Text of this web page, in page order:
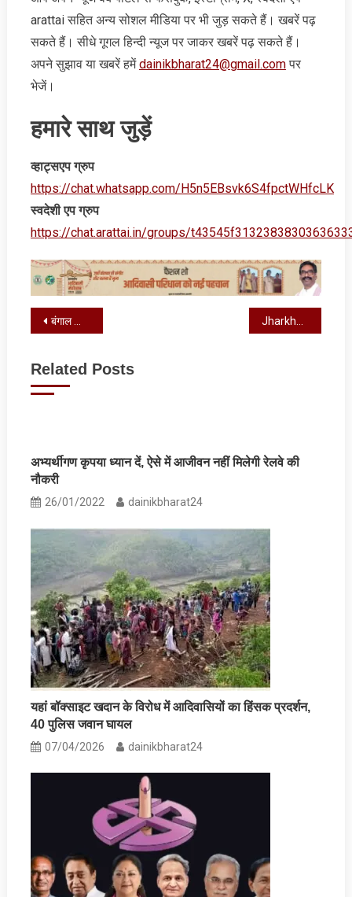
arattai सहित अन्‍य सोशल मीडिया पर भी जुड़ सकते हैं। खबरें पढ़
सकते हैं। सीधे गूगल हिन्‍दी न्‍यूज पर जाकर खबरें पढ़ सकते हैं।
अपने सुझाव या खबरें हमेंdainikbharat24@gmail.comपर
भेजें।
हमारे साथ जुड़ें
व्‍हाट्सएप ग्रुप
https://chat.whatsapp.com/H5n5EBsvk6S4fpctWHfcLK
स्‍वदेशी एप ग्रुप
https://chat.arattai.in/groups/
Post
बंगाल का ये वीडियो सोशल मीडिया पर हो रहा वायरल, यहां देखें
Related Posts
अभ्‍यर्थीगण कृपया ध्‍यान दें, ऐसे में आजीवन नहीं मिलेगी रेलवे की
नौकरी
26/01/2022 dainikbharat24
यहां बॉक्साइट खदान के विरोध में आदिवासियों का हिंसक प्रदर्शन,
40 पुलिस जवान घायल
07/04/2026 dainikbharat24